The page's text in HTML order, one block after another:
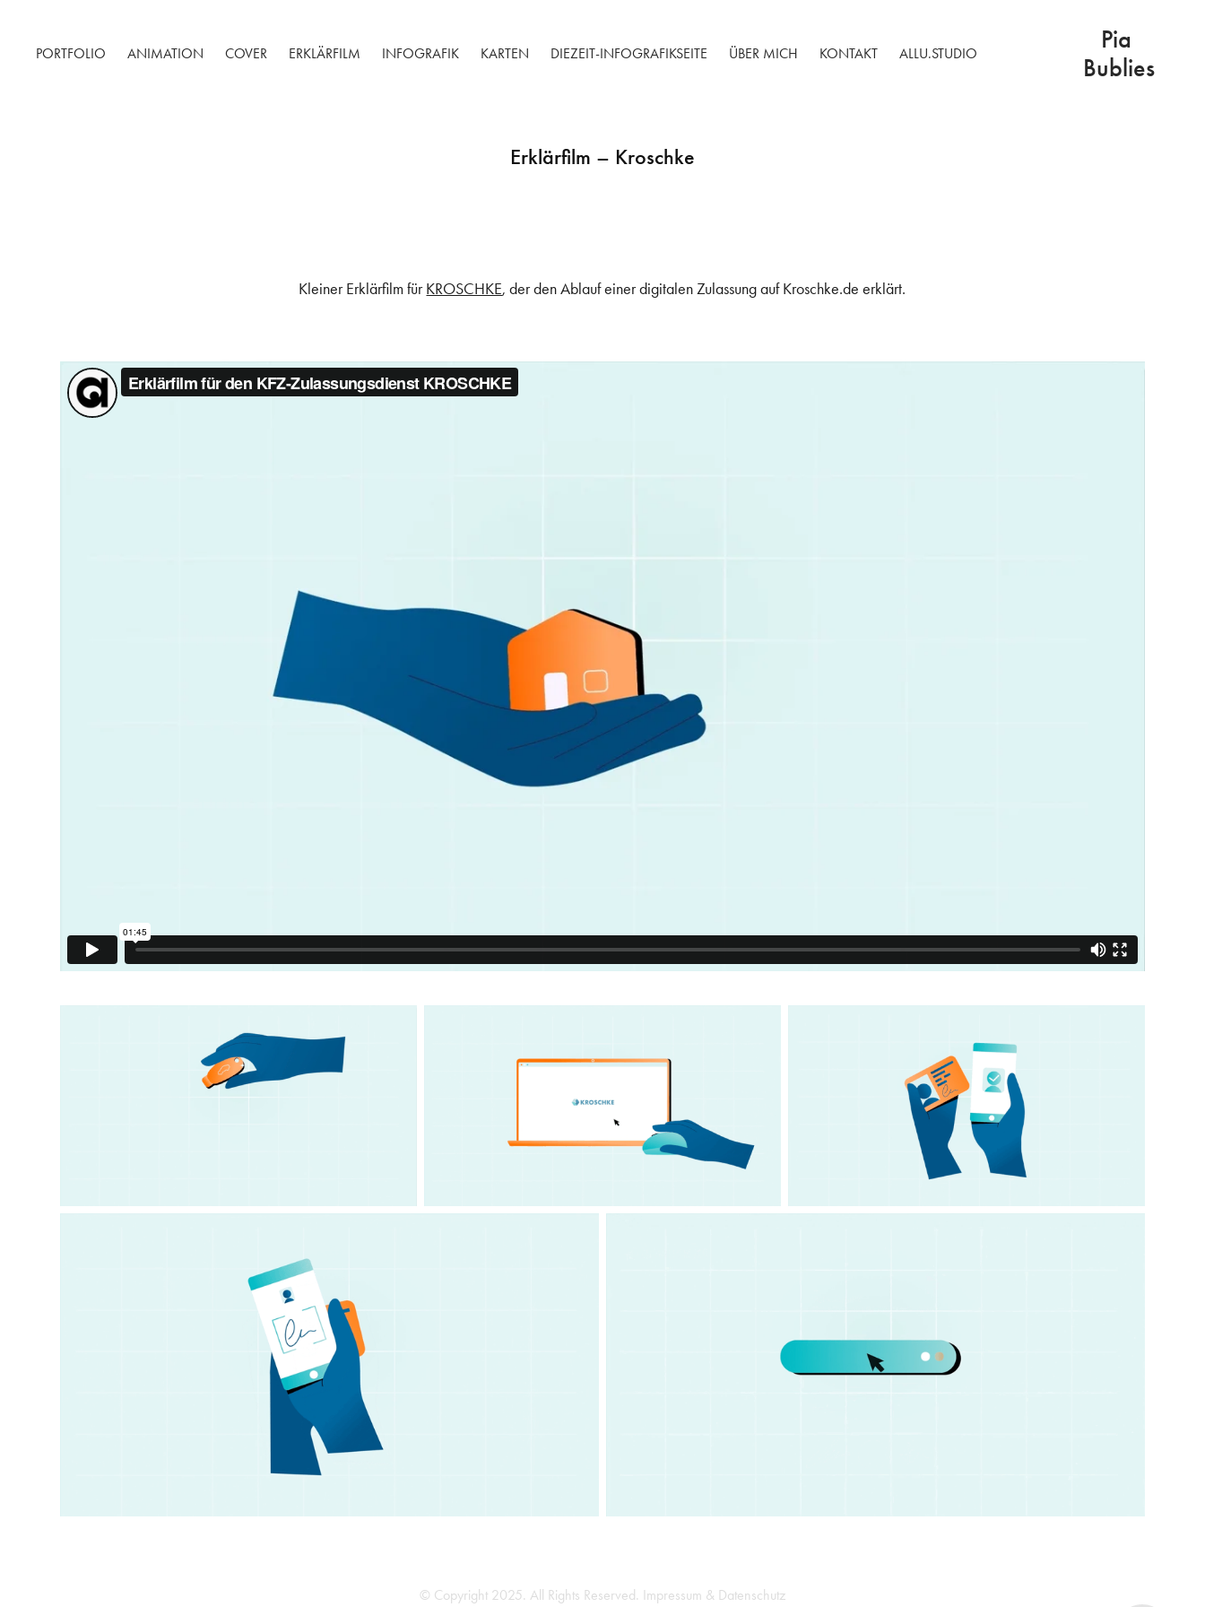
PORTFOLIO ANIMATION COVER ERKLÄRFILM INFOGRAFIK KARTEN DIEZEIT-INFOGRAFIKSEITE ÜBER MICH KONTAKT ALLU.STUDIO
Pia
Bublies
Erklärfilm – Kroschke
Kleiner Erklärfilm fürKROSCHKE, der den Ablauf einer digitalen Zulassung auf Kroschke.de erklärt.
© Copyright 2025. All Rights Reserved. Impressum & Datenschutz